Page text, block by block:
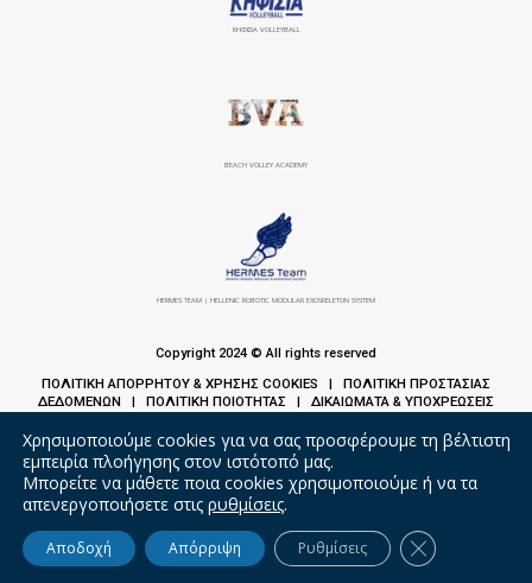
ΚΗΦΙΣΙΆ VOLLEYBALL
BEACH VOLLEY ACADEMY
HERMES TEAM | HELLENIC ROBOTIC MODULAR EXOSKELETON SYSTEM
Copyright 2024 © All rights reserved
ΠΟΛΙΤΙΚΗ ΑΠΟΡΡΗΤΟΥ & ΧΡΗΣΗΣ COOKIES | ΠΟΛΙΤΙΚΗ ΠΡΟΣΤΑΣΙΑΣ
ΔΕΔΟΜΕΝΩΝ | ΠΟΛΙΤΙΚΗ ΠΟΙΟΤΗΤΑΣ | ΔΙΚΑΙΩΜΑΤΑ & ΥΠΟΧΡΕΩΣΕΙΣ
Χρησιμοποιούμε cookies για να σας προσφέρουμε τη βέλτιστη
εμπειρία πλοήγησης στον ιστότοπό μας.
Μπορείτε να μάθετε ποια cookies χρησιμοποιούμε ή να τα
απενεργοποιήσετε στις ρυθμίσεις.
Αποδοχή Απόρριψη Ρυθμίσεις Κλείσιμο του